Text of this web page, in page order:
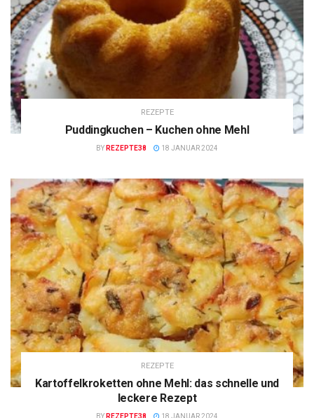
REZEPTE
Puddingkuchen – Kuchen ohne Mehl
BY REZEPTE38 18 JANUAR 2024
REZEPTE
Kartoffelkroketten ohne Mehl: das schnelle und
leckere Rezept